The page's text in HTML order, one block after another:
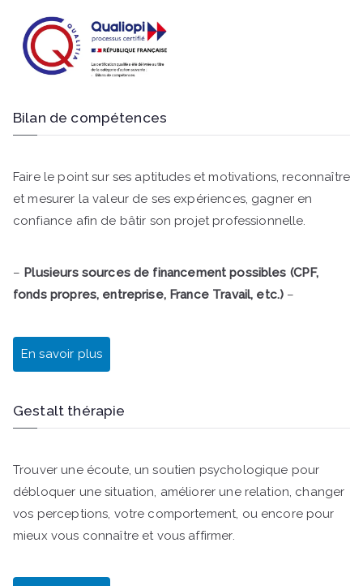
Bilan de compétences
Faire le point sur ses aptitudes et motivations, reconnaître
et mesurer la valeur de ses expériences, gagner en
confiance afin de bâtir son projet professionnelle.
– Plusieurs sources de financement possibles (CPF,
fonds propres, entreprise, France Travail, etc.) –
En savoir plus
Gestalt thérapie
Trouver une écoute, un soutien psychologique pour
débloquer une situation, améliorer une relation, changer
vos perceptions, votre comportement, ou encore pour
mieux vous connaître et vous affirmer.